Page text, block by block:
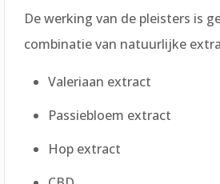
De werking van de pleisters is
combinatie van natuurlijke
Valeriaan extract
Passiebloem extract
Hop extract